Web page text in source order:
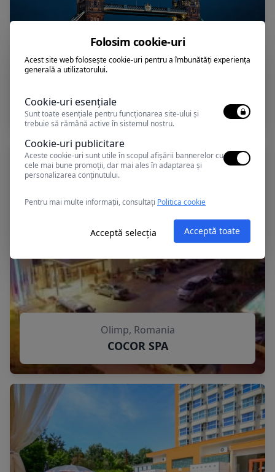
MEDITERRANEO
Olimp, Romania
COCOR SPA
Folosim cookie-uri
Acest site web folosește cookie-uri pentru a îmbunătăți experiența
generală a utilizatorului.
Cookie-uri esențiale
Sunt toate esențiale pentru funcționarea site-ului și
trebuie să rămână active în sistemul nostru.
Cookie-uri publicitare
Aceste cookie-uri sunt utile în scopul afișării bannerelor cu
cele mai bune promoții, dar mai ales în adaptarea și
personalizarea conținutului.
Pentru mai multe informații, consultați Politica cookie
Acceptă selecția Acceptă toate